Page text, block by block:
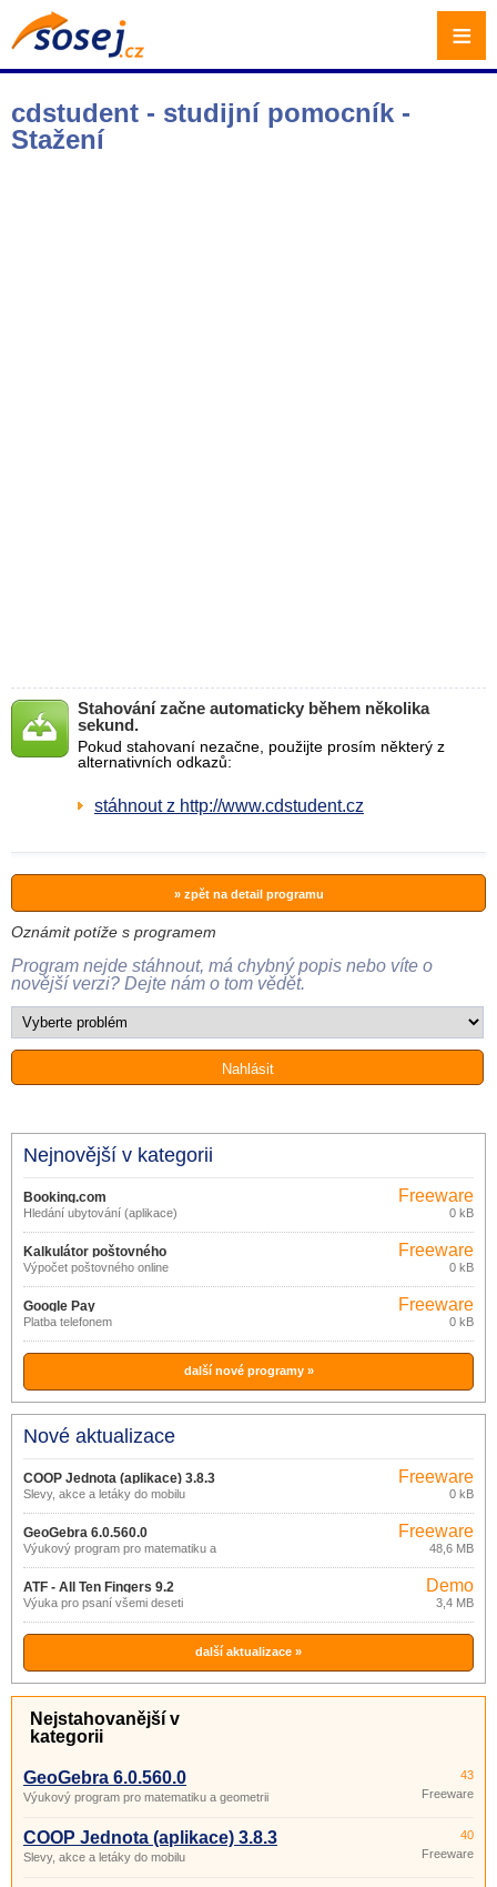
cdstudent - studijní pomocník -
Stažení
Stahování začne automaticky během několika
sekund.
Pokud stahovaní nezačne, použijte prosím některý z
alternativních odkazů:
stáhnout z http://www.cdstudent.cz
» zpět na detail programu
Oznámit potíže s programem
Program nejde stáhnout, má chybný popis nebo víte o
novější verzi? Dejte nám o tom vědět.
Nejnovější v kategorii
Booking.com
Hledání ubytování (aplikace)
Freeware
0 kB
Kalkulátor poštovného
Výpočet poštovného online
Freeware
0 kB
Google Pay
Platba telefonem
Freeware
0 kB
další nové programy »
Nové aktualizace
COOP Jednota (aplikace) 3.8.3
Slevy, akce a letáky do mobilu
Freeware
0 kB
GeoGebra 6.0.560.0
Výukový program pro matematiku a
Freeware
48,6 MB
ATF - All Ten Fingers 9.2
Výuka pro psaní všemi deseti
Demo
3,4 MB
další aktualizace »
Nejstahovanější v
kategorii
GeoGebra 6.0.560.0
Výukový program pro matematiku a geometrii
43
Freeware
COOP Jednota (aplikace) 3.8.3
Slevy, akce a letáky do mobilu
40
Freeware
≡